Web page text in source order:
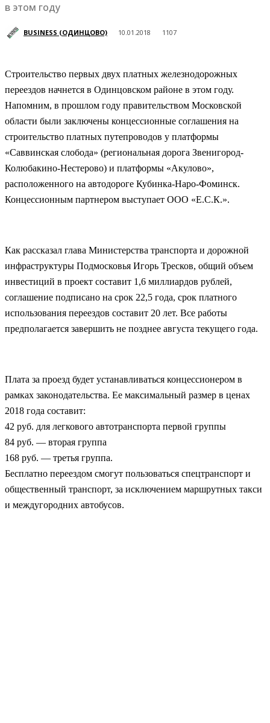
в этом году
BUSINESS (ОДИНЦОВО) 10.01.2018 1107
Строительство первых двух платных железнодорожных
переездов начнется в Одинцовском районе в этом году.
Напомним, в прошлом году правительством Московской
области были заключены концессионные соглашения на
строительство платных путепроводов у платформы
«Саввинская слобода» (региональная дорога Звенигород-
Колюбакино-Нестерово) и платформы «Акулово»,
расположенного на автодороге Кубинка-Наро-Фоминск.
Концессионным партнером выступает ООО «Е.С.К.».
Как рассказал глава Министерства транспорта и дорожной
инфраструктуры Подмосковья Игорь Тресков, общий объем
инвестиций в проект составит 1,6 миллиардов рублей,
соглашение подписано на срок 22,5 года, срок платного
использования переездов составит 20 лет. Все работы
предполагается завершить не позднее августа текущего года.
Плата за проезд будет устанавливаться концессионером в
рамках законодательства. Ее максимальный размер в ценах
2018 года составит:
42 руб. для легкового автотранспорта первой группы
84 руб. — вторая группа
168 руб. — третья группа.
Бесплатно переездом смогут пользоваться спецтранспорт и
общественный транспорт, за исключением маршрутных такси
и междугородних автобусов.